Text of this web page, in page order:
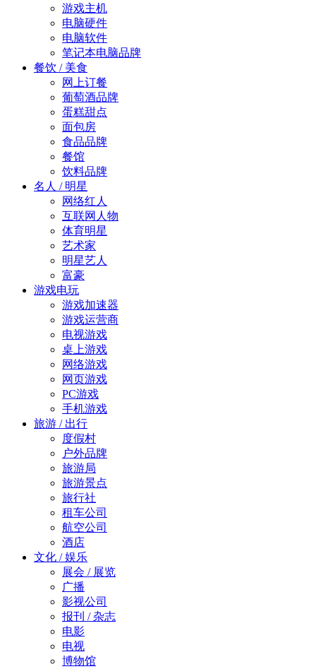
游戏主机
电脑硬件
电脑软件
笔记本电脑品牌
餐饮 / 美食
网上订餐
葡萄酒品牌
蛋糕甜点
面包房
食品品牌
餐馆
饮料品牌
名人 / 明星
网络红人
互联网人物
体育明星
艺术家
明星艺人
富豪
游戏电玩
游戏加速器
游戏运营商
电视游戏
桌上游戏
网络游戏
网页游戏
PC游戏
手机游戏
旅游 / 出行
度假村
户外品牌
旅游局
旅游景点
旅行社
租车公司
航空公司
酒店
文化 / 娱乐
展会 / 展览
广播
影视公司
报刊 / 杂志
电影
电视
博物馆